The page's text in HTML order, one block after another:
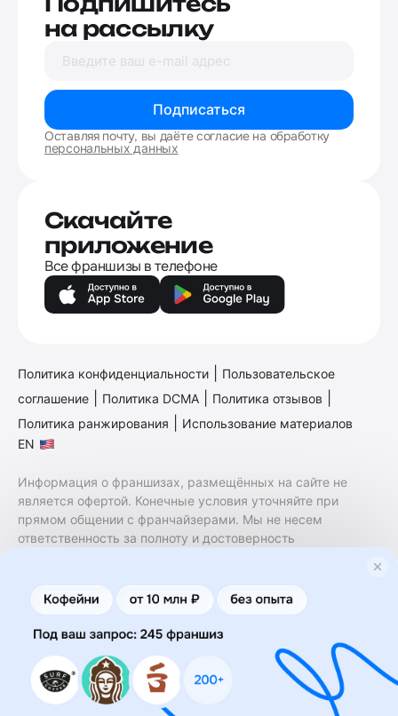
на рассылку
Подписаться
Оставляя почту, вы даёте согласие на обработку
персональных данных
Скачайте
приложение
Все франшизы в телефоне
Политика конфиденциальности
Пользовательское
соглашение
Политика DCMA Политика отзывов
Политика ранжирования
Использование материалов
EN
Информация о франшизах, размещённых на сайте не
является офертой. Конечные условия уточняйте при
прямом общении с франчайзерами. Мы не несем
ответственность за полноту и достоверность
финансовые услуги. Заключение договоров
коммерческой концессии (франчайзинга) осуществляется
правообладателями/их представителями. Бизнесменс.ру
не является посредником или представителем
правообладателя и не несет ответственность за условия
предоставления франшизы и действия лиц,
осуществленные на основании информации, имеющейся